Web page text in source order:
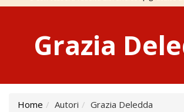
Grazia
Home Autori Grazia Deledda